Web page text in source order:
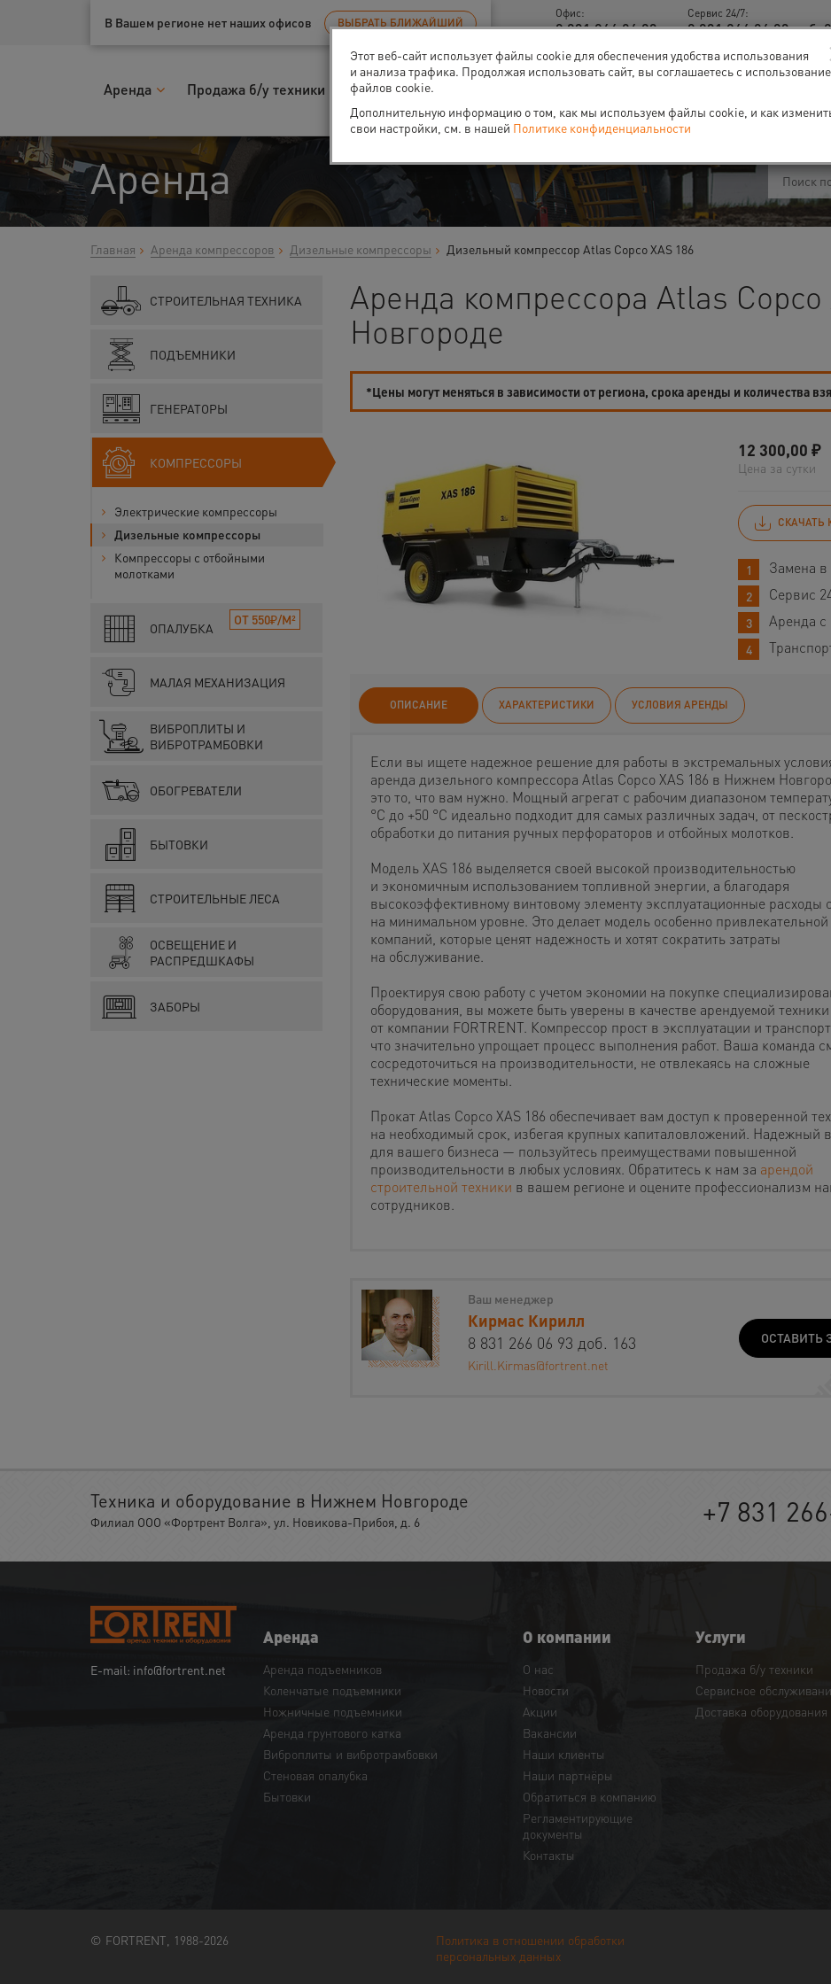
Ваш город:Нижний Новгород
В Вашем регионе нет наших офисов ВЫБРАТЬ БЛИЖАЙШИЙ
Офис:
8 831 266 06 93
Сервис 24/7:
8 831 266 06 93 доб. 2
Аренда Продажа б/у техники Запчасти
Аренда
Главная Аренда компрессоров Дизельные компрессоры Дизельный компрессор Atlas Copco XAS 186
СТРОИТЕЛЬНАЯ ТЕХНИКА
ПОДЪЕМНИКИ
ГЕНЕРАТОРЫ
КОМПРЕССОРЫ
Электрические компрессоры
Дизельные компрессоры
Компрессоры с отбойными
молотками
ОПАЛУБКА
ОТ 550₽/М²
МАЛАЯ МЕХАНИЗАЦИЯ
ВИБРОПЛИТЫ И
ВИБРОТРАМБОВКИ
ОБОГРЕВАТЕЛИ
БЫТОВКИ
СТРОИТЕЛЬНЫЕ ЛЕСА
ОСВЕЩЕНИЕ И
РАСПРЕДШКАФЫ
ЗАБОРЫ
Аренда компрессора Atlas
Новгороде
*Цены могут меняться в зависимости от региона, срока аренды и количества
12 300,00 ₽
Цена за сутки
СКАЧАТЬ
Замена в
Сервис
Аренда с
ОПИСАНИЕ ХАРАКТЕРИСТИКИ УСЛОВИЯ АРЕНДЫ
Если вы ищете надежное решение для работы в экстремальных
аренда дизельного компрессора Atlas Copco XAS 186 в Нижнем
это то, что вам нужно. Мощный агрегат с рабочим диапазоном
°C до +50 °C идеально подходит для самых различных задач, от
обработки до питания ручных перфораторов и отбойных молотков.
Модель XAS 186 выделяется своей высокой производительностью
и экономичным использованием топливной энергии, а благодаря
высокоэффективному винтовому элементу эксплуатационные расходы
на минимальном уровне. Это делает модель особенно
компаний, которые ценят надежность и хотят сократить затраты
на обслуживание.
Проектируя свою работу с учетом экономии на покупке
оборудования, вы можете быть уверены в качестве арендуемой техники
от компании FORTRENT. Компрессор прост в эксплуатации и
что значительно упрощает процесс выполнения работ. Ваша команда
сосредоточиться на производительности, не отвлекаясь на сложные
технические моменты.
Прокат Atlas Copco XAS 186 обеспечивает вам доступ к проверенной
на необходимый срок, избегая крупных капиталовложений. Надежный
для вашего бизнеса — пользуйтесь преимуществами повышенной
производительности в любых условиях. Обратитесь к нам за арендой
строительной техники в вашем регионе и оцените профессионализм
сотрудников.
Ваш менеджер
Кирмас Кирилл
8 831 266 06 93 доб. 163
Kirill.Kirmas@fortrent.net
ОСТАВИТЬ
Техника и оборудование в Нижнем Новгороде
Филиал ООО «Фортрент Волга», ул. Новикова-Прибоя, д. 6 +7 831
E-mail: info@fortrent.net
Аренда
Аренда подъемников
Коленчатые подъемники
Ножничные подъемники
Аренда грунтового катка
Виброплиты и вибротрамбовки
Cтеновая опалубка
Бытовки
О компании
О нас
Новости
Акции
Вакансии
Наши клиенты
Наши партнёры
Обратиться в компанию
Регламентирующие
документы
Контакты
Услуги
Продажа б/у техники
Сервисное
Доставка оборудования
© FORTRENT, 1988-2026
Политика в отношении обработки
персональных данных
Этот веб-сайт использует файлы cookie для обеспечения удобства использования
и анализа трафика. Продолжая использовать сайт, вы соглашаетесь с
файлов cookie.
Дополнительную информацию о том, как мы используем файлы cookie, и как
свои настройки, см. в нашей Политике конфиденциальности